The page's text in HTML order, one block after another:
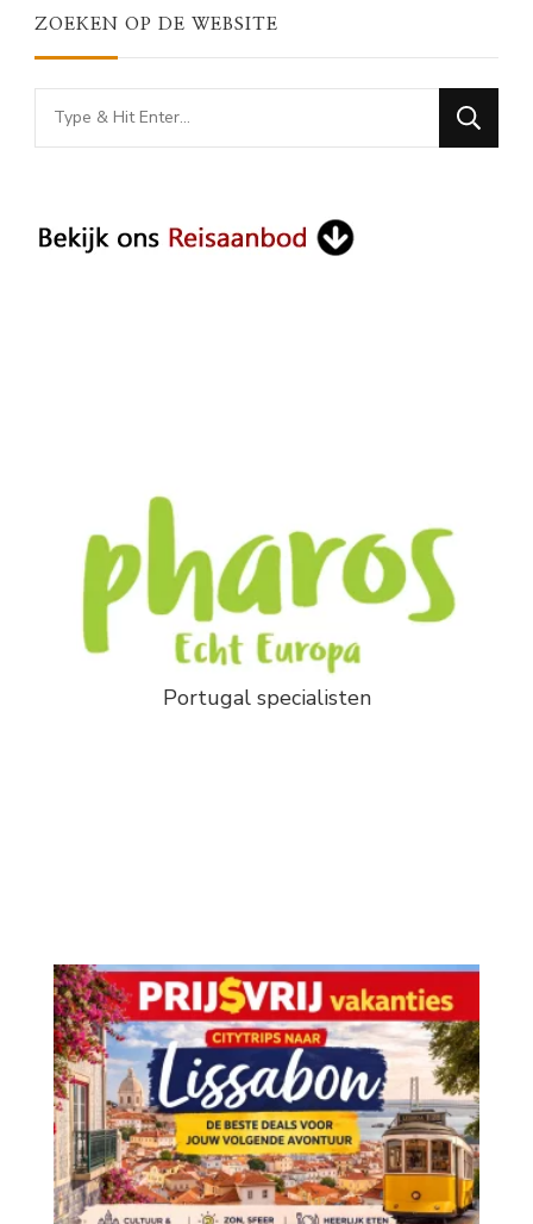
ZOEKEN OP DE WEBSITE
Looking
for
Portugal specialisten